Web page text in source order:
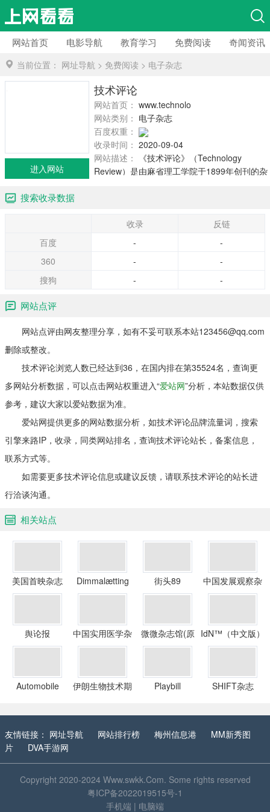
网站首页 电影导航 教育学习 免费阅读 奇闻资讯
当前位置： 网址导航 > 免费阅读 > 电子杂志
技术评论
网站首页： www.technologyreview.com
网站类别： 电子杂志
百度权重：
收录时间： 2020-09-04
网站描述：
《技术评论》（Technology
Review）是由麻省理工学院于1899年创刊的杂
麻省理工校友等。目前，它拥有英文、中文、
进入网站
搜索收录数据
收录
反链
百度
-
-
360
-
-
搜狗
- -
网站点评
网站点评由网友整理分享，如有不妥可联系本站123456@qq.com
删除或整改。
技术评论浏览人数已经达到36，在国内排在第35524名，查询更
多网站分析数据，可以点击网站权重进入“爱站网”分析，本站数据仅供
参考，建议大家以爱站数据为准。
爱站网提供更多的网站数据分析，如技术评论品牌流量词，搜索
引擎来路IP，收录，同类网站排名，查询技术评论站长，备案信息，
联系方式等。
如需要更多技术评论信息或建议反馈，请联系技术评论的站长进
行洽谈沟通。
相关站点
美国首映杂志 Dimmalætting 街头89
中国发展观察杂
志社
舆论报
中国实用医学杂
志社
微微杂志馆(原
Bucee雜誌館)
IdN™（中文版）
Automobile
伊朗生物技术期
Playbill SHIFT杂志
友情链接： 网址导航 网站排行榜 梅州信息港
MM新秀图
片
DVA手游网
Copyright 2020-2024 Www.swkk.Com. Some rights reserved
粤ICP备2022019515号-1
手机端 | 电脑端